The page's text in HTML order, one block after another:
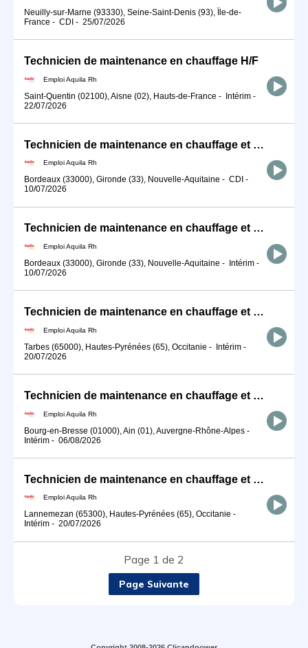
Neuilly-sur-Marne (93330), Seine-Saint-Denis (93), Île-de-
France - CDI - 25/07/2026
Technicien de maintenance en chauffage H/F
Emploi Aquila Rh
Saint-Quentin (02100), Aisne (02), Hauts-de-France - Intérim -
22/07/2026
Technicien de maintenance en chauffage et climatisation H/F
Emploi Aquila Rh
Bordeaux (33000), Gironde (33), Nouvelle-Aquitaine - CDI -
10/07/2026
Technicien de maintenance en chauffage et climatisation H/F
Emploi Aquila Rh
Bordeaux (33000), Gironde (33), Nouvelle-Aquitaine - Intérim -
10/07/2026
Technicien de maintenance en chauffage et climatisation H/F
Emploi Aquila Rh
Tarbes (65000), Hautes-Pyrénées (65), Occitanie - Intérim -
20/07/2026
Technicien de maintenance en chauffage et climatisation H/F
Emploi Aquila Rh
Bourg-en-Bresse (01000), Ain (01), Auvergne-Rhône-Alpes -
Intérim - 06/08/2026
Technicien de maintenance en chauffage et climatisation H/F
Emploi Aquila Rh
Lannemezan (65300), Hautes-Pyrénées (65), Occitanie -
Intérim - 20/07/2026
Page 1 de 2
Page Suivante